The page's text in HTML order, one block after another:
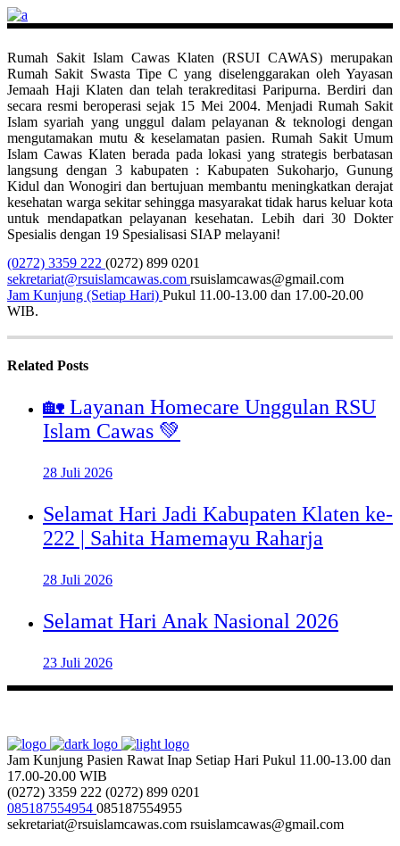
Rumah Sakit Islam Cawas Klaten (RSUI CAWAS) merupakan
Rumah Sakit Swasta Tipe C yang diselenggarakan oleh Yayasan
Jemaah Haji Klaten dan telah terakreditasi Paripurna. Berdiri dan
secara resmi beroperasi sejak 15 Mei 2004. Menjadi Rumah Sakit
Islam syariah yang unggul dalam pelayanan & teknologi dengan
mengutamakan mutu & keselamatan pasien. Rumah Sakit Umum
Islam Cawas Klaten berada pada lokasi yang strategis berbatasan
langsung dengan 3 kabupaten : Kabupaten Sukoharjo, Gunung
Kidul dan Wonogiri dan bertujuan membantu meningkatkan derajat
kesehatan warga sekitar sehingga masyarakat tidak harus keluar kota
untuk mendapatkan pelayanan kesehatan. Lebih dari 30 Dokter
Spesialis dengan 19 Spesialisasi SIAP melayani!
(0272) 3359 222 (0272) 899 0201
sekretariat@rsuislamcawas.com rsuislamcawas@gmail.com
Jam Kunjung (Setiap Hari) Pukul 11.00-13.00 dan 17.00-20.00
WIB.
Related Posts
🏡 Layanan Homecare Unggulan RSU
Islam Cawas 💚
28 Juli 2026
Selamat Hari Jadi Kabupaten Klaten ke-
222 | Sahita Hamemayu Raharja
28 Juli 2026
Selamat Hari Anak Nasional 2026
23 Juli 2026
Jam Kunjung Pasien Rawat Inap Setiap Hari Pukul 11.00-13.00 dan
17.00-20.00 WIB
(0272) 3359 222 (0272) 899 0201
085187554954 085187554955
sekretariat@rsuislamcawas.com rsuislamcawas@gmail.com